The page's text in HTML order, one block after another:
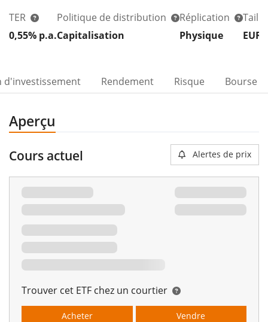
TER
0,55% p.a.
Politique de distribution
Capitalisation
Réplication
Physique
EUR
d'investissement Rendement Risque Bourse
Aperçu
Cours actuel Alertes de prix
Trouver cet ETF chez un courtier
Acheter Vendre